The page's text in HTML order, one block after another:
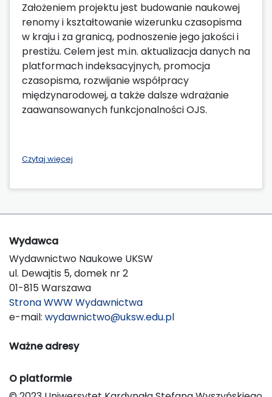
Założeniem projektu jest budowanie naukowej
renomy i kształtowanie wizerunku czasopisma
w kraju i za granicą, podnoszenie jego jakości i
prestiżu. Celem jest m.in. aktualizacja danych na
platformach indeksacyjnych, promocja
czasopisma, rozwijanie współpracy
międzynarodowej, a także dalsze wdrażanie
zaawansowanych funkcjonalności OJS.
Czytaj więcej
Wydawca
Wydawnictwo Naukowe UKSW
ul. Dewajtis 5, domek nr 2
01-815 Warszawa
Strona WWW Wydawnictwa
e-mail: wydawnictwo@uksw.edu.pl
Ważne adresy
O platformie